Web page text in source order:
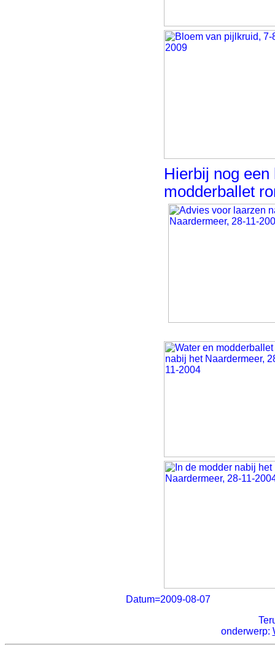
Hierbij nog
modderballet
Datum=2009-08-07
onderwerp: